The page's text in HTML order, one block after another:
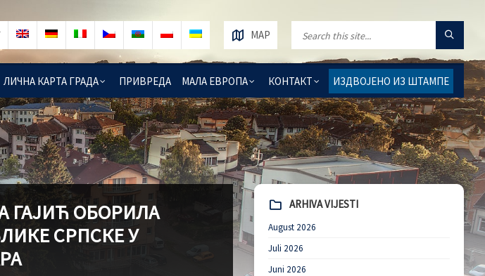
ЛИЧНА КАРТА ГРАДА ПРИВРЕДА МАЛА ЕВРОПА КОНТАКТ ИЗДВОЈЕНО ИЗ ШТАМПЕ
MAP
ГАЈИЋ ОБОРИЛА
СРПСКЕ У
ARHIVA VIJESTI
August 2026
Juli 2026
Juni 2026